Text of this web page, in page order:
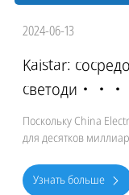
2024-06-13
Kaistar:
светоди···
Поскольку China
для десятков
чтобы п
Узнать больше